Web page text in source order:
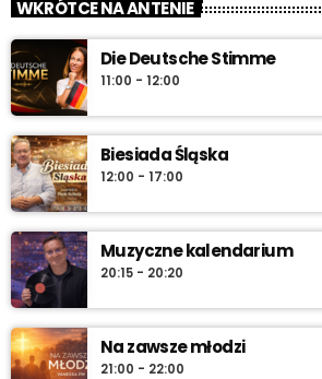
muzyki. Rocznice, premiery, anegdoty i
pon.–sob. 7:45 i 12:45, w niedzielę 7:45 +
10:00. Włącz i sprawdź „co dziś gra historia”.
WKRÓTCE NA ANTENIE
Die Deutsche Stimme
11:00 - 12:00
Biesiada Śląska
12:00 - 17:00
Muzyczne kalendarium
20:15 - 20:20
Na zawsze młodzi
21:00 - 22:00